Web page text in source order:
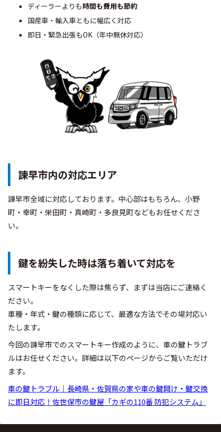
ディーラーよりも時間も費用も節約
国産車・輸入車ともに幅広く対応
即日・緊急出張もOK（年中無休対応）
諫早市内の対応エリア
諫早市全域に対応しております。中心部はもちろん、小野
町・幸町・栄田町・真崎町・多良見町などもお任せくださ
い。
鍵を紛失した時は落ち着いて対応を
スマートキーをなくした際は焦らず、まずは当店にご連絡く
ださい。
車種・年式・鍵の種類に応じて、最適な方法でその場対応い
たします。
今回の諫早市でのスマートキー作成のように、車の鍵トラブ
ルはお任せください。詳細は以下のページからご覧いただけ
ます。
車の鍵トラブル｜長崎県・佐賀県の家や車の鍵開け・鍵交換
に即日対応！佐世保市の鍵屋「カギの110番 防犯システム」